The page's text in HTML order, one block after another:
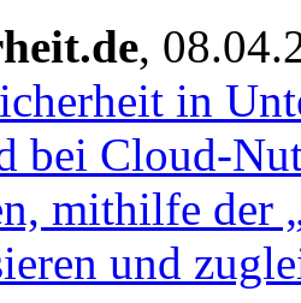
,
in
bei Cloud-
mithilfe der
und